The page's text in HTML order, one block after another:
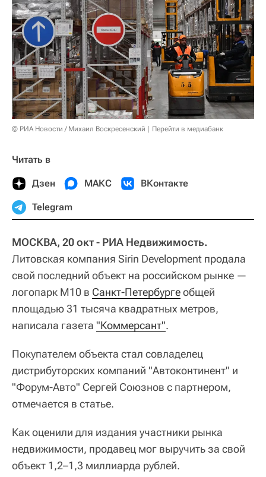
© РИА Новости / Михаил Воскресенский Перейти в медиабанк
Читать в
Дзен МАКС ВКонтакте
Telegram
МОСКВА, 20 окт - РИА Недвижимость.
Литовская компания Sirin Development продала
свой последний объект на российском рынке —
логопарк М10 в Санкт-Петербургеобщей
площадью 31 тысяча квадратных метров,
написала газета "Коммерсант".
Покупателем объекта стал совладелец
дистрибуторских компаний "Автоконтинент" и
"Форум-Авто" Сергей Союзнов с партнером,
отмечается в статье.
Как оценили для издания участники рынка
недвижимости, продавец мог выручить за свой
объект 1,2–1,3 миллиарда рублей.